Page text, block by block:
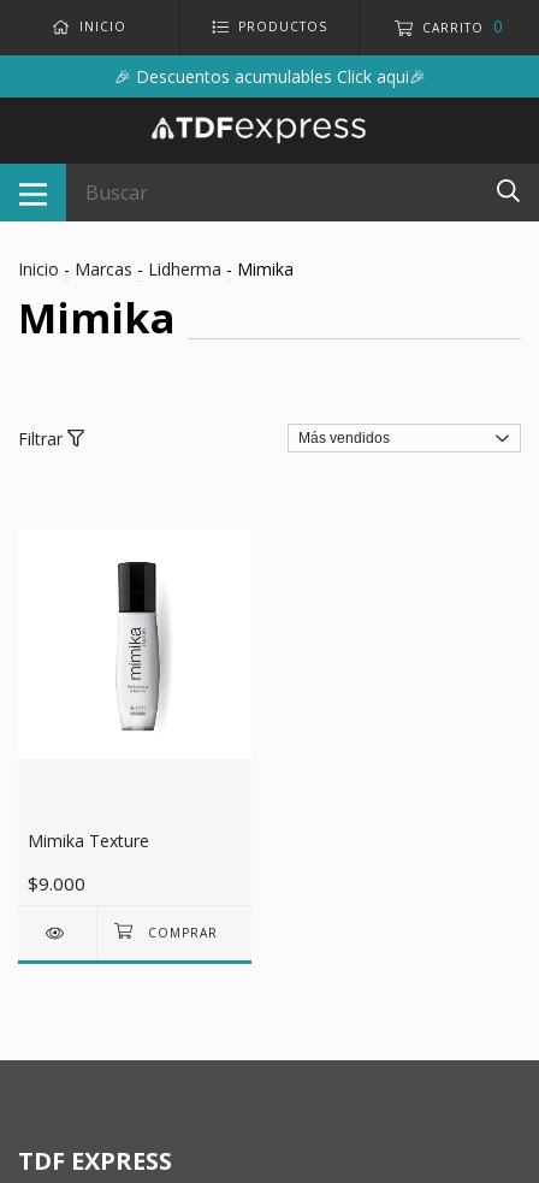
INICIO PRODUCTOS CARRITO 0
🎉 Descuentos acumulables Click aqui🎉
Inicio - Marcas - Lidherma - Mimika
Mimika
Filtrar
Mimika Texture
$9.000
TDF EXPRESS